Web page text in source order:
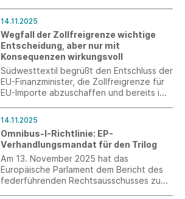
feierlich zu verabschieden und Prof. Dr.
Sabine Löbbe als neue Präsidentin
willkommen zu heißen.
14.11.2025
Wegfall der Zollfreigrenze wichtige
Entscheidung, aber nur mit
Konsequenzen wirkungsvoll
Südwesttextil begrüßt den Entschluss der
EU-Finanzminister, die Zollfreigrenze für
EU-Importe abzuschaffen und bereits im
EU-Standards unterlaufende Importe
braucht aber weitere Maßnahmen.
14.11.2025
Omnibus-I-Richtlinie: EP-
Verhandlungsmandat für den Trilog
Am 13. November 2025 hat das
Europäische Parlament dem Bericht des
federführenden Rechtsausschusses zum